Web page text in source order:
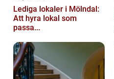
Lediga lokaler i Mölndal:
Att hyra lokal som
passa...